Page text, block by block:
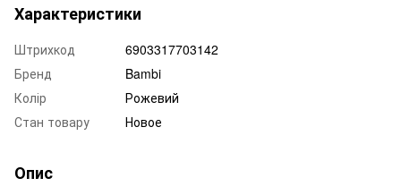
Характеристики
Штрихкод
6903317703142
Бренд
Bambi
Колір
Рожевий
Стан товару
Новое
Опис